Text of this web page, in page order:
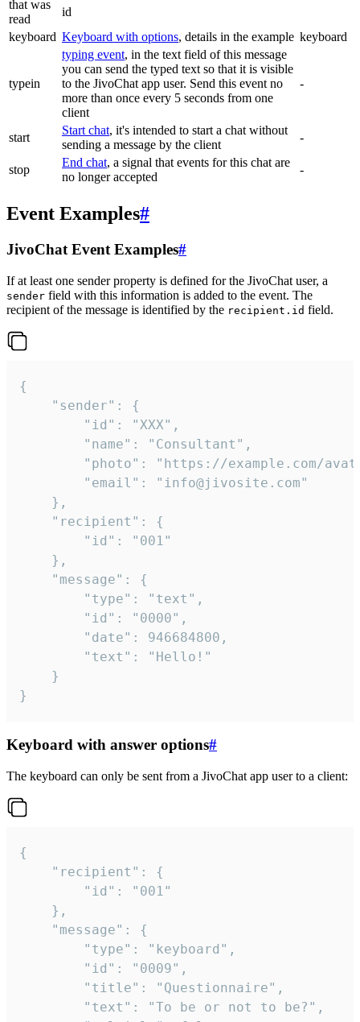
that was
read
id
keyboard Keyboard with options, details in the example keyboard
typein
typing event, in the text field of this message
you can send the typed text so that it is visible
to the JivoChat app user. Send this event no
more than once every 5 seconds from one
client
-
start
Start chat, it's intended to start a chat without
sending a message by the client
-
stop
End chat, a signal that events for this chat are
no longer accepted
-
Event Examples#
JivoChat Event Examples#
If at least one sender property is defined for the JivoChat user, a
sender field with this information is added to the event. The
recipient of the message is identified by the recipient.id field.
{
}
Keyboard with answer options#
The keyboard can only be sent from a JivoChat app user to a client:
{